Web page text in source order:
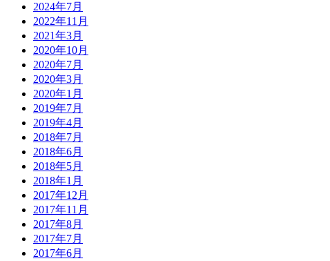
2024年7月
2022年11月
2021年3月
2020年10月
2020年7月
2020年3月
2020年1月
2019年7月
2019年4月
2018年7月
2018年6月
2018年5月
2018年1月
2017年12月
2017年11月
2017年8月
2017年7月
2017年6月